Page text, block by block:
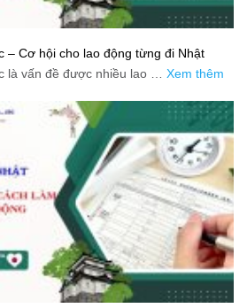
– Cơ hội cho lao động từng đi Nhật
là vấn đề được nhiều lao … Xem thêm